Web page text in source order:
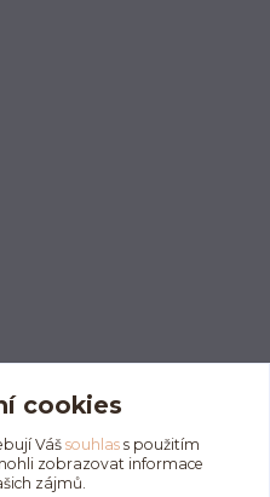
cookies
Váš souhlass použitím
zobrazovat informace
zájmů.